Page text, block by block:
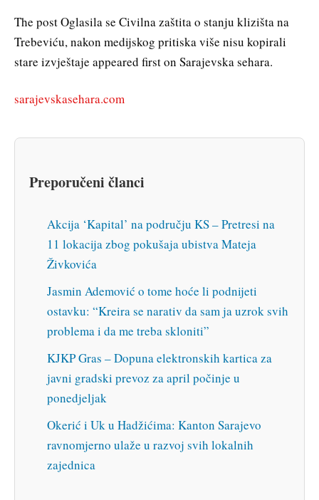
The post Oglasila se Civilna zaštita o stanju klizišta na
Trebeviću, nakon medijskog pritiska više nisu kopirali
stare izvještaje appeared first on Sarajevska sehara.
sarajevskasehara.com
Preporučeni članci
Akcija ‘Kapital’ na području KS – Pretresi na
11 lokacija zbog pokušaja ubistva Mateja
Živkovića
Jasmin Ademović o tome hoće li podnijeti
ostavku: “Kreira se narativ da sam ja uzrok svih
problema i da me treba skloniti”
KJKP Gras – Dopuna elektronskih kartica za
javni gradski prevoz za april počinje u
ponedjeljak
Okerić i Uk u Hadžićima: Kanton Sarajevo
ravnomjerno ulaže u razvoj svih lokalnih
zajednica